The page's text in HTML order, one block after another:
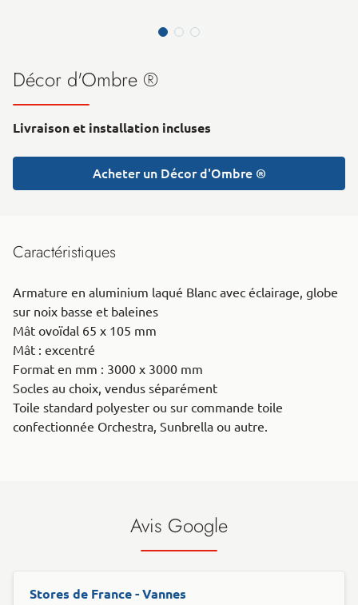
Décor d'Ombre ®
Livraison et installation incluses
Acheter un Décor d'Ombre ®
Caractéristiques
Armature en aluminium laqué Blanc avec éclairage, globe
sur noix basse et baleines
Mât ovoïdal 65 x 105 mm
Mât : excentré
Format en mm : 3000 x 3000 mm
Socles au choix, vendus séparément
Toile standard polyester ou sur commande toile
confectionnée Orchestra, Sunbrella ou autre.
Avis Google
Stores de France - Vannes